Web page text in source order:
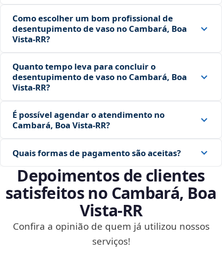
Como escolher um bom profissional de
desentupimento de vaso no Cambará, Boa
Vista‑RR?
Quanto tempo leva para concluir o
desentupimento de vaso no Cambará, Boa
Vista‑RR?
É possível agendar o atendimento no
Cambará, Boa Vista‑RR?
Quais formas de pagamento são aceitas?
Depoimentos de clientes
satisfeitos no Cambará, Boa
Vista‑RR
Confira a opinião de quem já utilizou nossos
serviços!